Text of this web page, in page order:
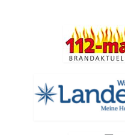
Einsatzfahrzeuge
20